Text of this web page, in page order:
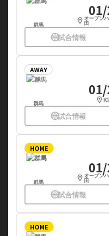
群馬 location_on オープン
田
sports_basketball試合情報
AWAY
群馬 location_on
sports_basketball試合情報
HOME
群馬 location_on オープン
田
sports_basketball試合情報
HOME